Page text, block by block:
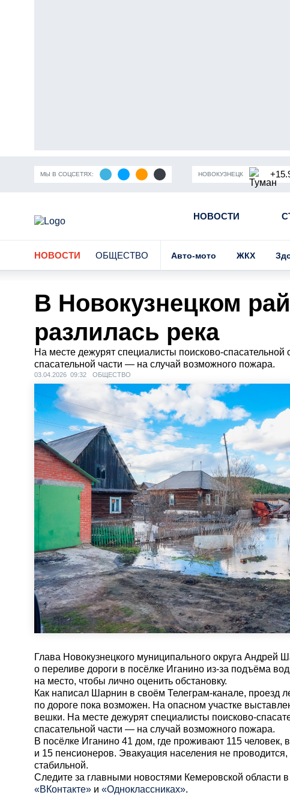
МЫ В СОЦСЕТЯХ: НОВОКУЗНЕЦК
НОВОСТИ
Кузбасса Пандемия коронавирусной инфекции
НОВОСТИ ОБЩЕСТВО Авто-мото ЖКХ
В Новокузнецком
разлилась река
На месте дежурят специалисты поисково-
спасательной части — на случай возможного пожара.
03.04.2026 09:32 ОБЩЕСТВО
Глава Новокузнецкого муниципального округа Андрей
о переливе дороги в посёлке Иганино из-за подъёма
на место, чтобы лично оценить обстановку.
Как написал Шарнин в своём Телеграм-канале, проезд
по дороге пока возможен. На опасном участке
вешки. На месте дежурят специалисты поисково-
спасательной части — на случай возможного пожара.
В посёлке Иганино 41 дом, где проживают 115 человек,
и 15 пенсионеров. Эвакуация населения не проводится,
стабильной.
Cледите за главными новостями Кемеровской области в
«ВКонтакте» и «Одноклассниках».